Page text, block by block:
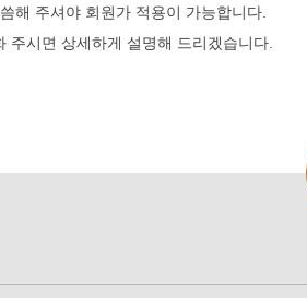
해 주셔야 회원가 적용이 가능합니다.
주시면 상세하게 설명해 드리겠습니다.